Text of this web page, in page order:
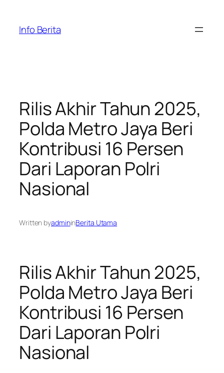
content
Info Berita
Rilis Akhir Tahun 2025,
Polda Metro Jaya Beri
Kontribusi 16 Persen
Dari Laporan Polri
Nasional
Written byadmininBerita Utama
Rilis Akhir Tahun 2025,
Polda Metro Jaya Beri
Kontribusi 16 Persen
Dari Laporan Polri
Nasional